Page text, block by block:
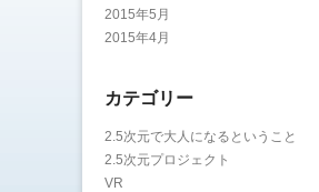
2015年5月
2015年4月
カテゴリー
2.5次元で大人になるということ
2.5次元プロジェクト
VR